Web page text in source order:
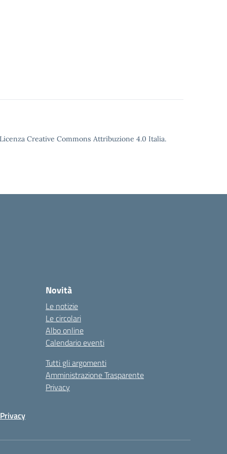
Creative Commons Attribuzione 4.0 Italia.
Novità
Le notizie
Le circolari
Albo online
Calendario eventi
Tutti gli argomenti
Amministrazione Trasparente
Privacy
Privacy